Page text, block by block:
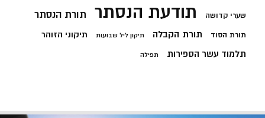
שערי קדושה תודעת הנסתר תורת הנסתר
תורת הסוד תורת הקבלה תיקון ליל שבועות תיקוני הזוהר
תלמוד עשר הספירות תפילה